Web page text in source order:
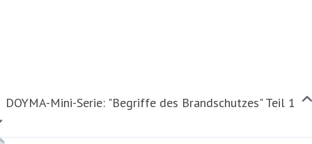
DOYMA-Mini-Serie: "Begriffe des Brandschutzes" Teil 1